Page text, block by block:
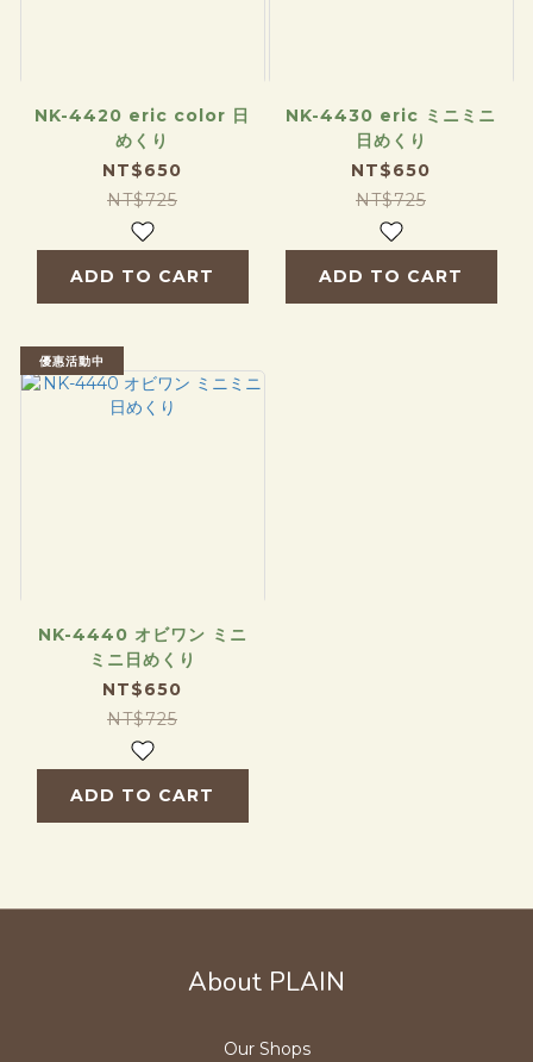
NK-4420 eric color 日
めくり
NT$650
NT$725
ADD TO CART
NK-4430 eric ミニミニ
日めくり
NT$650
NT$725
ADD TO CART
優惠活動中
NK-4440 オビワン ミニ
ミニ日めくり
NT$650
NT$725
ADD TO CART
About PLAIN
Our Shops